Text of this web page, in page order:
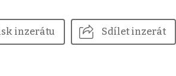
inzerátu Sdílet inzerát